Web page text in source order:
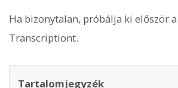
Ha bizonytalan, próbálja ki először
Transcriptiont.
Tartalomjegyzék